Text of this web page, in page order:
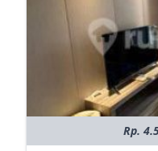
Rp.